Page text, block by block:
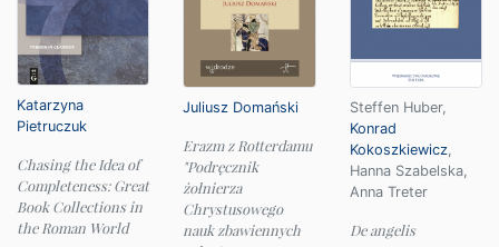
Katarzyna
Pietruczuk
Chasing the Idea of
Completeness: Great
Book Collections in
the Roman World
Juliusz Domański
Erazm z Rotterdamu
"Podręcznik
żołnierza
Chrystusowego
nauk zbawiennych
Steffen Huber,
Konrad
Kokoszkiewicz,
Hanna Szabelska,
Anna Treter
De angelis